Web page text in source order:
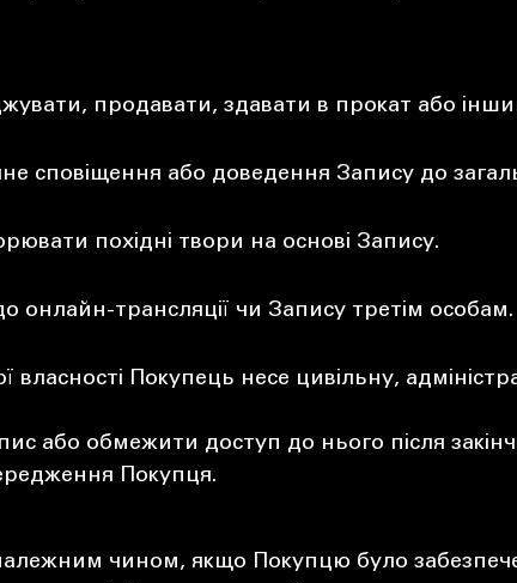
продавати, здавати в прокат або
сповіщення або доведення Запису до
похідні твори на основі Запису.
онлайн-трансляції чи Запису третім особам.
Покупець несе цивільну,
або обмежити доступ до нього після
Покупця.
чином, якщо Покупцю було